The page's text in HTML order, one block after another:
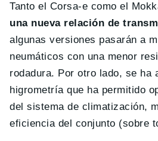
Tanto el Corsa-e como el
una nueva relación de
algunas versiones pasarán a
neumáticos con una menor
rodadura. Por otro lado, se ha
higrometría que ha permitido
del sistema de climatización,
eficiencia del conjunto (sobre